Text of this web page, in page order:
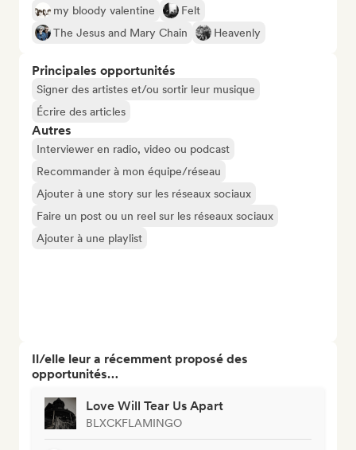
my bloody valentine
Felt
The Jesus and Mary Chain
Heavenly
Principales opportunités
Signer des artistes et/ou sortir leur musique
Écrire des articles
Autres
Interviewer en radio, video ou podcast
Recommander à mon équipe/réseau
Ajouter à une story sur les réseaux sociaux
Faire un post ou un reel sur les réseaux sociaux
Ajouter à une playlist
Il/elle leur a récemment proposé des
opportunités…
Love Will Tear Us Apart
BLXCKFLAMINGO